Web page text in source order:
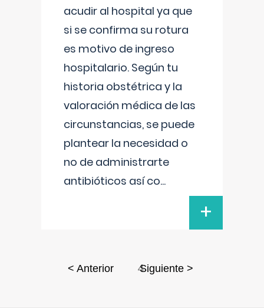
acudir al hospital ya que
si se confirma su rotura
es motivo de ingreso
hospitalario. Según tu
historia obstétrica y la
valoración médica de las
circunstancias, se puede
plantear la necesidad o
no de administrarte
antibióticos así co...
+
< Anterior 4
Siguiente >